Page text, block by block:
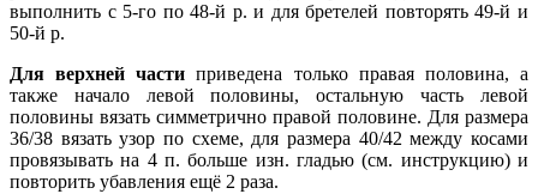
выполнить с 5-го по 48-й р. и для бретелей повторять 49-й и
50-й р.
Для верхней части приведена только правая половина, а
также начало левой половины, остальную часть левой
половины вязать симметрично правой половине. Для размера
36/38 вязать узор по схеме, для размера 40/42 между косами
провязывать на 4 п. больше изн. гладью (см. инструкцию) и
повторить убавления ещё 2 раза.